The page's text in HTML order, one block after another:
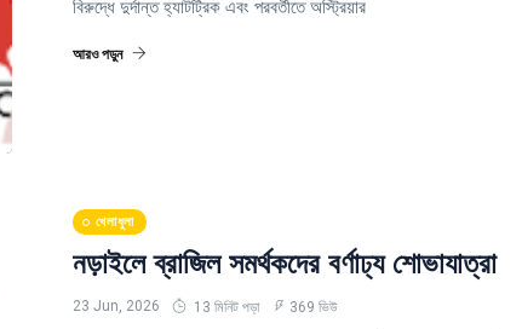
বিরুদ্ধে দুর্দান্ত হ্যাটট্রিক এবং পরবর্তীতে অস্ট্রিয়ার
আরও পড়ুন
খেলাধুলা
নড়াইলে ব্রাজিল সমর্থকদের বর্ণাঢ্য শোভাযাত্রা
23 Jun, 2026 13 মিনিট পড়া 369 ভিউ